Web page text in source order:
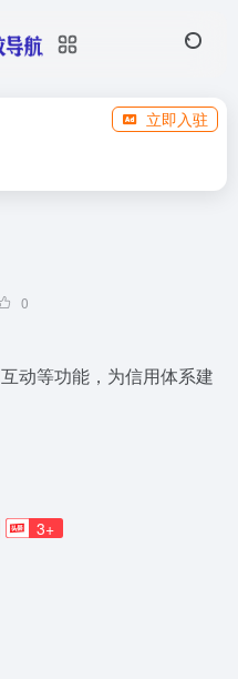
立即入驻
0
动等功能，为信用体系建
3+